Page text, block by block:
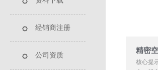
经销商注册
公司资质
精密
核心提